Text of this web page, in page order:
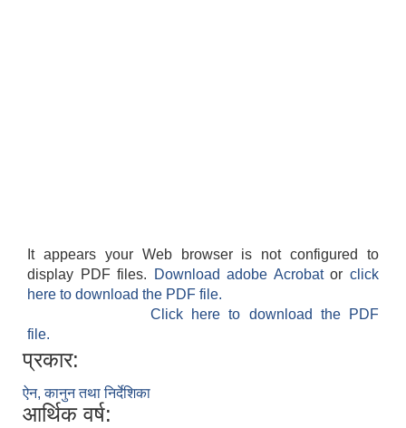
It appears your Web browser is not configured to
display PDF files.
Download adobe Acrobatorclick
here to download the PDF file.
Click here to download the PDF
file.
प्रकार:
ऐन, कानुन तथा निर्देशिका
आर्थिक वर्ष: